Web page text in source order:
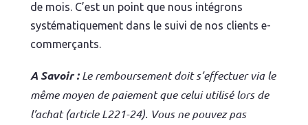
de mois. C’est un point que nous intégrons
systématiquement dans le suivi de nos clients e-
commerçants.
A Savoir :Le remboursement doit s’effectuer via le
même moyen de paiement que celui utilisé lors de
l’achat (article L221-24). Vous ne pouvez pas